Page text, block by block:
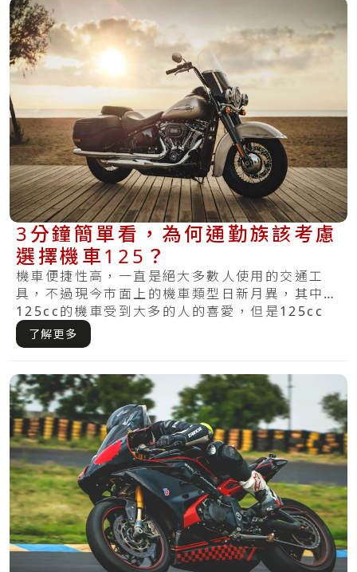
3分鐘簡單看，為何通勤族該考慮
選擇機車125？
機車便捷性高，一直是絕大多數人使用的交通工
具，不過現今市面上的機車類型日新月異，其中
125cc的機車受到大多的人的喜愛，但是125cc
的.....
了解更多